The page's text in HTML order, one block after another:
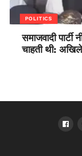
POLITICS
समाजवादी पार्टी
चाहती थी: